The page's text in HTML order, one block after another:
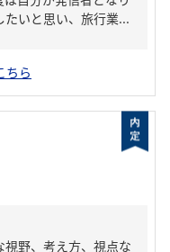
いと思い、旅行業...
ちら
野、考え方、視点な